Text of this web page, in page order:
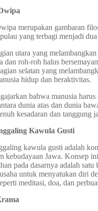
merupakan gambaran
yang terbagi menjadi
utara yang
dan roh-roh halus
selatan yang
hidup dan beraktivitas.
bahwa manusia harus
dunia atas dan dunia
kesadaran dan tanggung
Kawula Gusti
kawula gusti adalah
kebudayaan Jawa. Konsep
pada dasarnya adalah satu
untuk menyatukan diri
meditasi, doa, dan